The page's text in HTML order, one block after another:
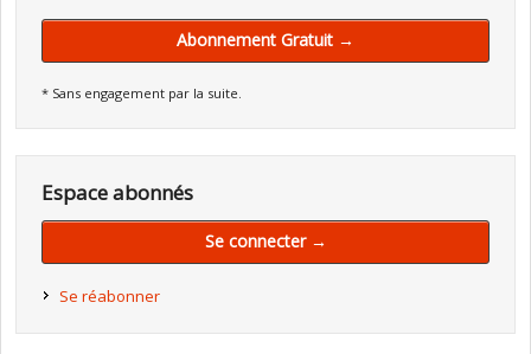
Abonnement Gratuit →
* Sans engagement par la suite.
Espace abonnés
Se connecter →
Se réabonner